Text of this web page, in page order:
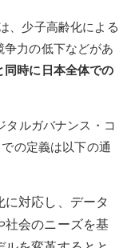
、少子高齢化による
力の低下などがあ
同時に日本全体での
タルガバナンス・コ
の定義は以下の通
に対応し、データ
社会のニーズを基